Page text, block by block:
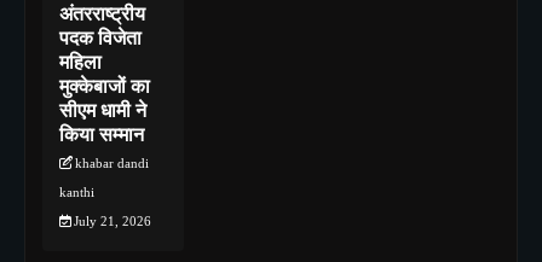
अंतरराष्ट्रीय
पदक विजेता
महिला
मुक्केबाजों का
सीएम धामी ने
किया सम्मान
khabar dandi
kanthi
July 21, 2026